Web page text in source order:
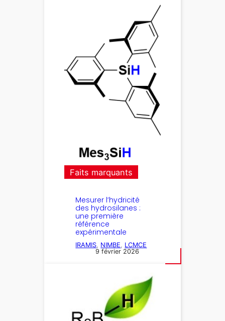
Faits marquants
Mesurer l’hydricité
des hydrosilanes :
une première
référence
expérimentale
IRAMIS NIMBE
LCMCE
9 février 2026